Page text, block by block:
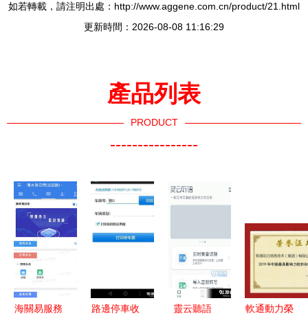
如若轉載，請注明出處：http://www.aggene.com.cn/product/21.html
更新時間：2026-08-08 11:16:29
產品列表
PRODUCT
----------------
海關易服務
路邊停車收
靈云聽語
軟通動力榮